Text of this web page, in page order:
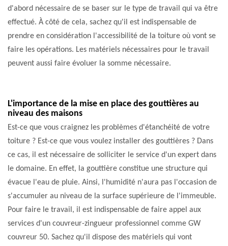
d'abord nécessaire de se baser sur le type de travail qui va être
effectué. À côté de cela, sachez qu'il est indispensable de
prendre en considération l'accessibilité de la toiture où vont se
faire les opérations. Les matériels nécessaires pour le travail
peuvent aussi faire évoluer la somme nécessaire.
L'importance de la mise en place des gouttières au
niveau des maisons
Est-ce que vous craignez les problèmes d'étanchéité de votre
toiture ? Est-ce que vous voulez installer des gouttières ? Dans
ce cas, il est nécessaire de solliciter le service d'un expert dans
le domaine. En effet, la gouttière constitue une structure qui
évacue l'eau de pluie. Ainsi, l'humidité n'aura pas l'occasion de
s'accumuler au niveau de la surface supérieure de l'immeuble.
Pour faire le travail, il est indispensable de faire appel aux
services d'un couvreur-zingueur professionnel comme GW
couvreur 50. Sachez qu'il dispose des matériels qui vont